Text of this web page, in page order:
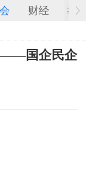
财经 教
——国企民企